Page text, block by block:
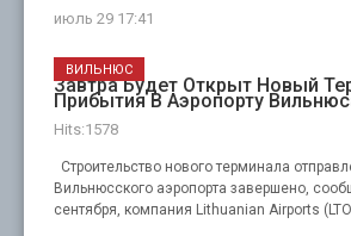
июль 29 17:41
Завтра Будет Открыт Новый
Прибытия В Аэропорту
Hits:1578
Строительство нового терминала
Вильнюсского аэропорта завершено,
сентября, компания Lithuanian Airports
ВИЛЬНЮС